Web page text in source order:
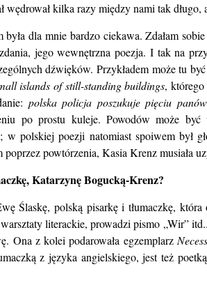
wędrował kilka razy między nami tak długo,
była dla mnie bardzo ciekawa. Zdałam
jego wewnętrzna poezja. I tak na
dźwięków. Przykładem może tu
islands of still-standing buildings,
polska policja poszukuje pięciu panów
po prostu kuleje. Powodów może
w polskiej poezji natomiast spoiwem był
poprzez powtórzenia, Kasia Krenz musiała
Katarzynę Bogucką-Krenz?
Ślaskę, polską pisarkę i tłumaczkę,
literackie, prowadzi pismo „Wir”
Ona z kolei podarowała egzemplarz
z języka angielskiego, jest też